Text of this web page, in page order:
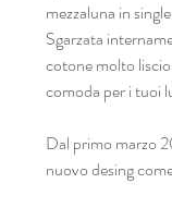
mezzaluna in
Sgarzata
cotone molto
comoda per i tuoi
Dal primo marzo
nuovo desing